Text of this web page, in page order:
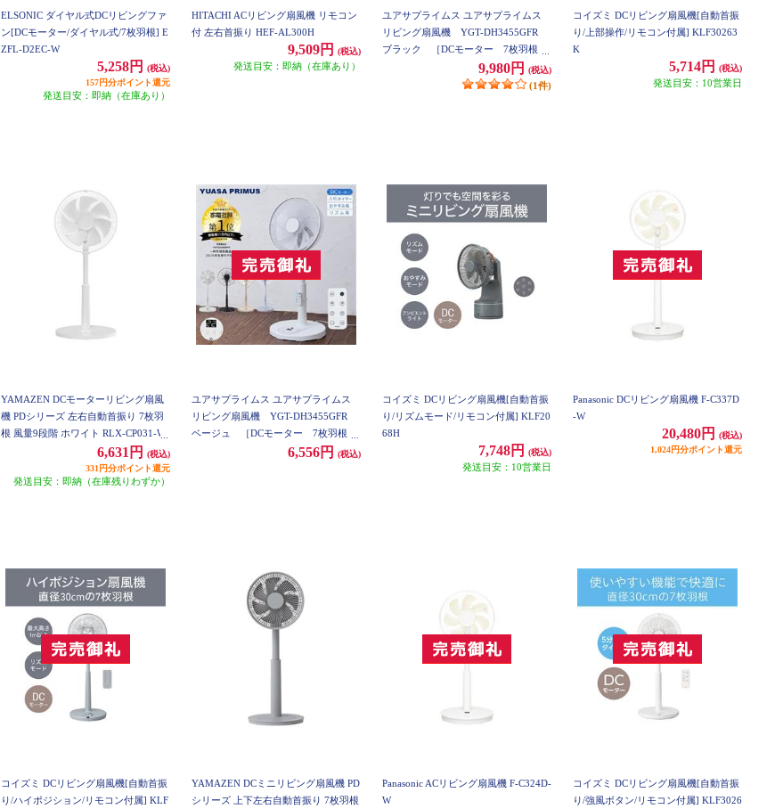
ELSONIC ダイヤル式DCリビングファ
ン[DCモーター/ダイヤル式/7枚羽根] E
ZFL-D2EC-W
5,258円
(税込)
157円分ポイント還元
発送目安：即納（在庫あり）
HITACHI ACリビング扇風機 リモコン
付 左右首振り HEF-AL300H
9,509円 (税込)
発送目安：即納（在庫あり）
ユアサプライムス ユアサプライムス
リビング扇風機 YGT-DH3455GFR
ブラック ［DCモーター 7枚羽根
静音 温度センサー リモコン付き］
YGT-DH3455GFR-K
9,980円 (税込)
(1件)
コイズミ DCリビング扇風機[自動首振
り/上部操作/リモコン付属] KLF30263
K
5,714円 (税込)
発送目安：10営業日
YAMAZEN DCモーターリビング扇風
機 PDシリーズ 左右自動首振り 7枚羽
根 風量9段階 ホワイト RLX-CP031-W
6,631円
(税込)
331円分ポイント還元
発送目安：即納（在庫残りわずか）
ユアサプライムス ユアサプライムス
リビング扇風機 YGT-DH3455GFR
ベージュ ［DCモーター 7枚羽根
静音 温度センサー リモコン付き］
6,556円 (税込)
コイズミ DCリビング扇風機[自動首振
り/リズムモード/リモコン付属] KLF20
68H
7,748円 (税込)
発送目安：10営業日
Panasonic DCリビング扇風機 F-C337D
-W
20,480円
(税込)
1,024円分ポイント還元
コイズミ DCリビング扇風機[自動首振
り/ハイポジション/リモコン付属] KLF
YAMAZEN DCミニリビング扇風機 PD
シリーズ 上下左右自動首振り 7枚羽根
Panasonic ACリビング扇風機 F-C324D-
W
コイズミ DCリビング扇風機[自動首振
り/強風ボタン/リモコン付属] KLF3026